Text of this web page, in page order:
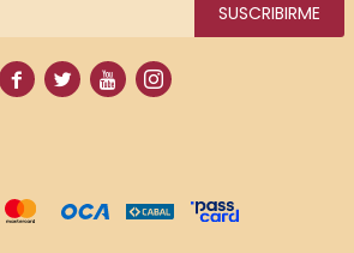
SUSCRIBIRME
   